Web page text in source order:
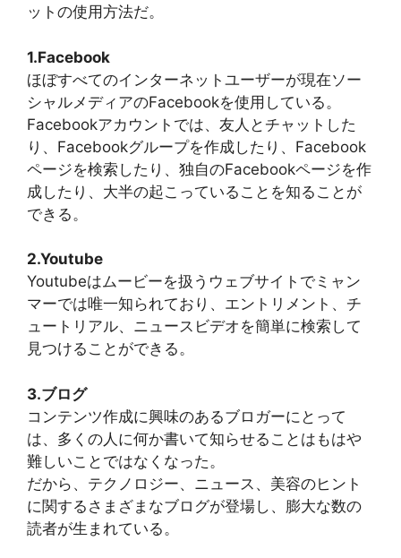
ットの使用方法だ。
1.Facebook
ほぼすべてのインターネットユーザーが現在ソー
シャルメディアのFacebookを使用している。
Facebookアカウントでは、友人とチャットした
り、Facebookグループを作成したり、Facebook
ページを検索したり、独自のFacebookページを作
成したり、大半の起こっていることを知ることが
できる。
2.Youtube
Youtubeはムービーを扱うウェブサイトでミャン
マーでは唯一知られており、エントリメント、チ
ュートリアル、ニュースビデオを簡単に検索して
見つけることができる。
3.ブログ
コンテンツ作成に興味のあるブロガーにとって
は、多くの人に何か書いて知らせることはもはや
難しいことではなくなった。
だから、テクノロジー、ニュース、美容のヒント
に関するさまざまなブログが登場し、膨大な数の
読者が生まれている。